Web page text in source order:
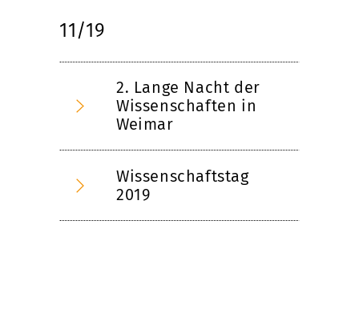
11/19
2. Lange Nacht der
Wissenschaften in
Weimar
Wissenschaftstag
2019